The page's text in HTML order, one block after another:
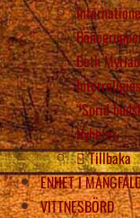
Beth
“Sprid
Nyheter
Tillbaka
ENHET I
VITTNESBÖRD